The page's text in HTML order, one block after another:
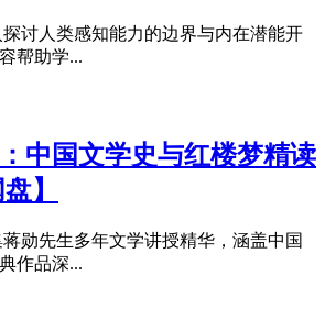
讨人类感知能力的边界与内在潜能开
帮助学...
中国文学史与红楼梦精读
】
勋先生多年文学讲授精华，涵盖中国
作品深...